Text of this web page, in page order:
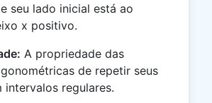
seu lado inicial está ao
x positivo.
A propriedade das
de repetir seus
intervalos regulares.